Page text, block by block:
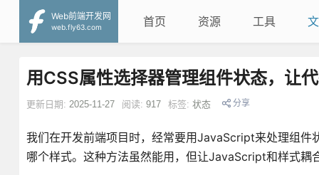
Web前端开发网
web.fly63.com
首页 资源 工具
用CSS属性选择器管理组件状态，让
更新日期: 2025-11-27 阅读: 917 标签: 状态 分享
我们在开发前端项目时，经常要用JavaScript来处理组件
哪个样式。这种方法虽然能用，但让JavaScript和样式耦